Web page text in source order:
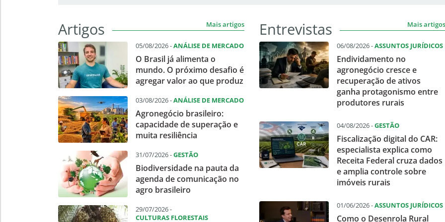
Artigos Mais artigos
05/08/2026 -ANÁLISE DE MERCADO
O Brasil já alimenta o
mundo. O próximo desafio é
agregar valor ao que produz
03/08/2026 -ANÁLISE DE MERCADO
Agronegócio brasileiro:
capacidade de superação e
muita resiliência
31/07/2026 -GESTÃO
Biodiversidade na pauta da
agenda de comunicação no
agro brasileiro
29/07/2026 -
CULTURAS FLORESTAIS
Entrevistas Mais artigos
06/08/2026 -ASSUNTOS JURÍDICOS
Endividamento no
agronegócio cresce e
recuperação de ativos
ganha protagonismo entre
produtores rurais
04/08/2026 -GESTÃO
Fiscalização digital do CAR:
especialista explica como
Receita Federal cruza dados
e amplia controle sobre
imóveis rurais
01/06/2026 -ASSUNTOS JURÍDICOS
Como o Desenrola Rural